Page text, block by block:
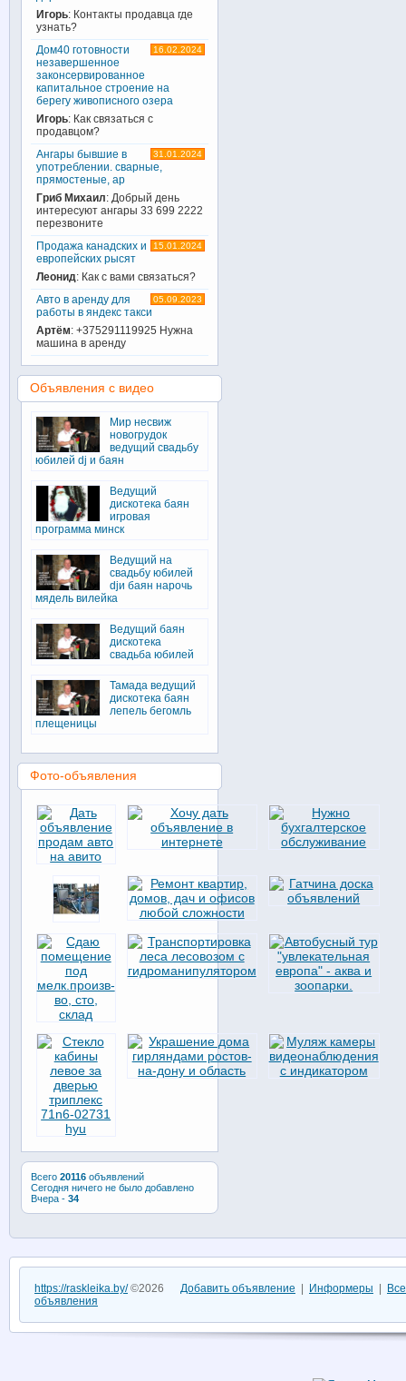
Игорь: Контакты продавца где
узнать?
16.02.2024
Дом40 готовности
незавершенное
законсервированное
капитальное строение на
берегу живописного озера
Игорь: Как связаться с
продавцом?
31.01.2024
Ангары бывшие в
употреблении. сварные,
прямостеные, ар
Гриб Михаил: Добрый день
интересуют ангары 33 699 2222
перезвоните
15.01.2024
Продажа канадских и
европейских рысят
Леонид: Как с вами связаться?
05.09.2023
Авто в аренду для
работы в яндекс такси
Артём: +375291119925 Нужна
машина в аренду
Объявления с видео
Мир несвиж
новогрудок
ведущий свадьбу
юбилей dj и баян
Ведущий
дискотека баян
игровая
программа минск
Ведущий на
свадьбу юбилей
djи баян нарочь
мядель вилейка
Ведущий баян
дискотека
свадьба юбилей
Тамада ведущий
дискотека баян
лепель бегомль
плещеницы
Фото-объявления
Всего 20116объявлений
Сегодня ничего не было добавлено
Вчера - 34
https://raskleika.by/©2026 Добавить объявление Информеры
объявления